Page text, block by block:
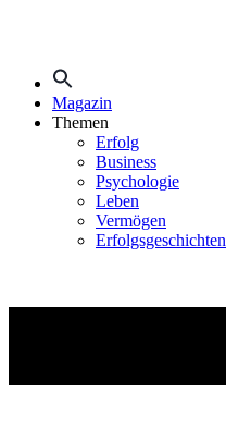
Search
for:
Magazin
Themen
Erfolg
Business
Psychologie
Leben
Vermögen
Erfolgsgeschichten